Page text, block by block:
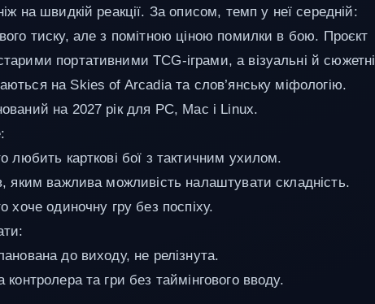
на швидкій реакції. За описом, темп у неї середній:
тиску, але з помітною ціною помилки в бою. Проєкт
портативними TCG-іграми, а візуальні й сюжетні
на Skies of Arcadia та слов’янську міфологію.
на 2027 рік для PC, Mac і Linux.
любить карткові бої з тактичним ухилом.
яким важлива можливість налаштувати складність.
хоче одиночну гру без поспіху.
до виходу, не релізнута.
контролера та гри без таймінгового вводу.